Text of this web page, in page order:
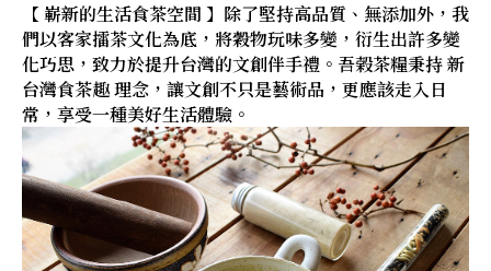
【 嶄新的生活食茶空間 】除了堅持高品質、無添加外，我
們以客家擂茶文化為底，將穀物玩味多變，衍生出許多變
化巧思，致力於提升台灣的文創伴手禮。吾榖茶糧秉持 新
台灣食茶趣 理念，讓文創不只是藝術品，更應該走入日
常，享受一種美好生活體驗。